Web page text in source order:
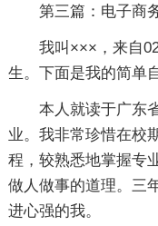
第三篇：电子商
我叫×××，来自
生。下面是我的简单
本人就读于广东
业。我非常珍惜在校
程，较熟悉地掌握专
做人做事的道理。三
进心强的我。